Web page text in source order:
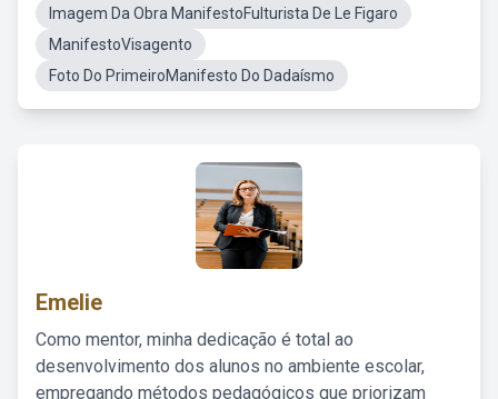
Imagem Da Obra ManifestoFulturista De Le Figaro
ManifestoVisagento
Foto Do PrimeiroManifesto Do Dadaísmo
Emelie
Como mentor, minha dedicação é total ao
desenvolvimento dos alunos no ambiente escolar,
empregando métodos pedagógicos que priorizam